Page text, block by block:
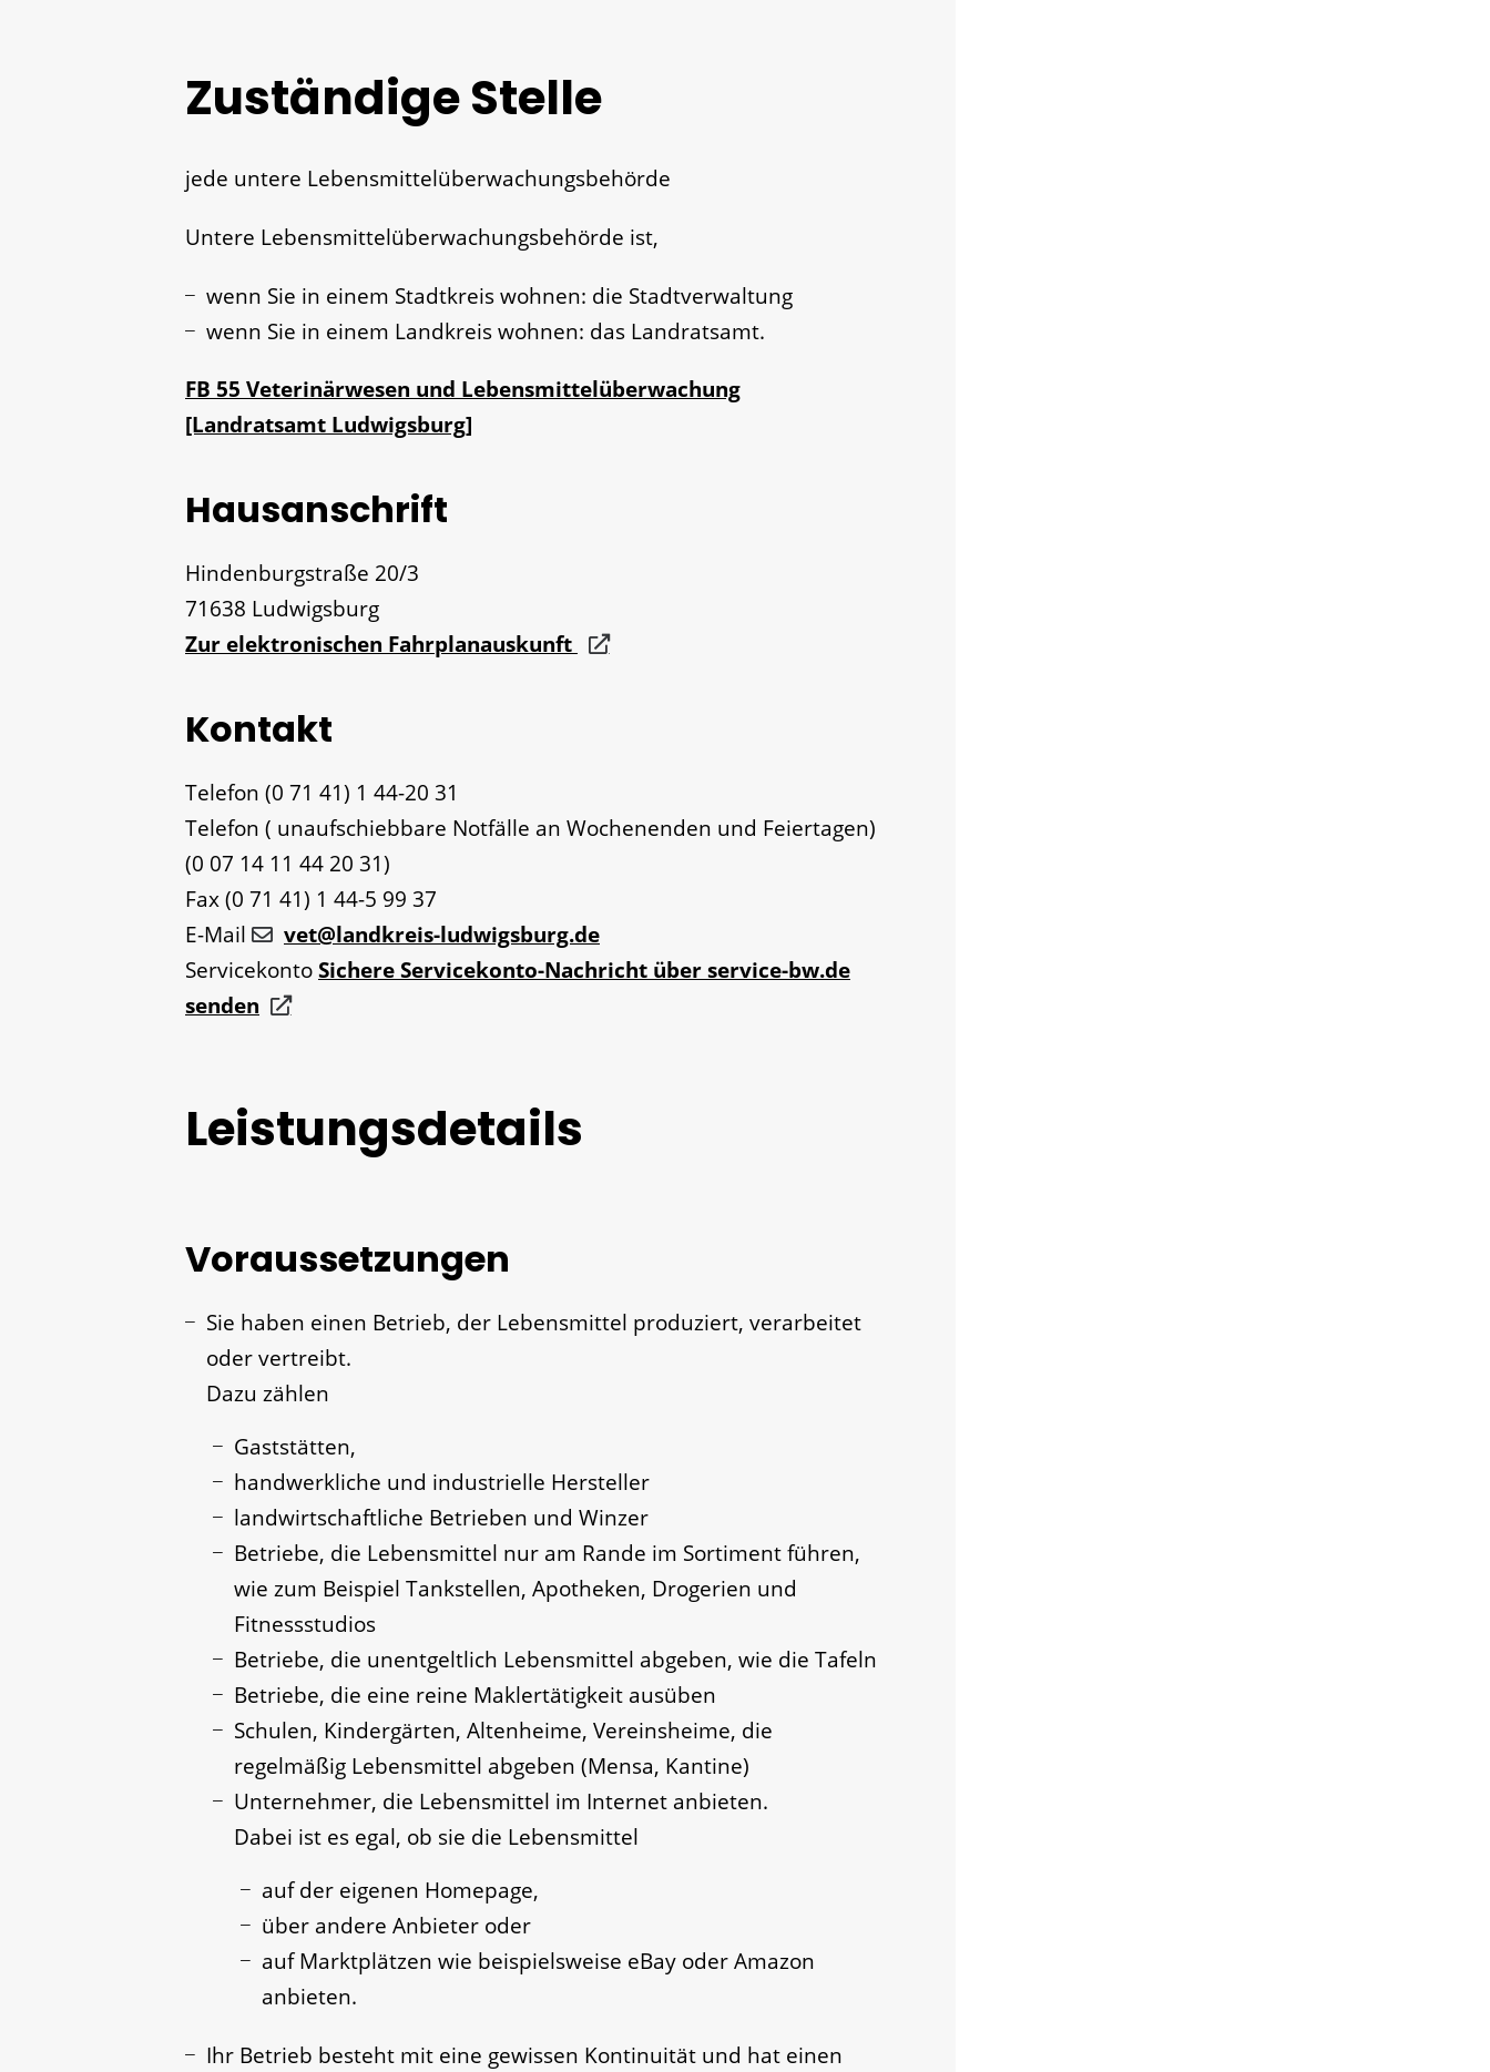
Zuständige Stelle
jede untere Lebensmittelüberwachungsbehörde
Untere Lebensmittelüberwachungsbehörde ist,
wenn Sie in einem Stadtkreis wohnen: die Stadtverwaltung
wenn Sie in einem Landkreis wohnen: das Landratsamt.
FB 55 Veterinärwesen und Lebensmittelüberwachung
[Landratsamt Ludwigsburg]
Hausanschrift
Hindenburgstraße 20/3
71638 Ludwigsburg
Zur elektronischen Fahrplanauskunft
Kontakt
Telefon (0 71 41) 1 44-20 31
Telefon ( unaufschiebbare Notfälle an Wochenenden und Feiertagen)
(0 07 14 11 44 20 31)
Fax(0 71 41) 1 44-5 99 37
E-Mail
vet@landkreis-ludwigsburg.de
ServicekontoSichere Servicekonto-Nachricht über service-bw.de
senden
Leistungsdetails
Voraussetzungen
Sie haben einen Betrieb, der Lebensmittel produziert, verarbeitet
oder vertreibt.
Dazu zählen
Gaststätten,
handwerkliche und industrielle Hersteller
landwirtschaftliche Betrieben und Winzer
Betriebe, die Lebensmittel nur am Rande im Sortiment führen,
wie zum Beispiel Tankstellen, Apotheken, Drogerien und
Fitnessstudios
Betriebe, die unentgeltlich Lebensmittel abgeben, wie die Tafeln
Betriebe, die eine reine Maklertätigkeit ausüben
Schulen, Kindergärten, Altenheime, Vereinsheime, die
regelmäßig Lebensmittel abgeben (Mensa, Kantine)
Unternehmer, die Lebensmittel im Internet anbieten.
Dabei ist es egal, ob sie die Lebensmittel
auf der eigenen Homepage,
über andere Anbieter oder
auf Marktplätzen wie beispielsweise eBay oder Amazon
anbieten.
Ihr Betrieb besteht mit eine gewissen Kontinuität und hat einen